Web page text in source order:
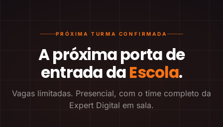
PRÓXIMA TURMA CONFIRMADA
A próxima porta de
entrada daEscola.
Vagas limitadas. Presencial, com o time completo da
Expert Digital em sala.